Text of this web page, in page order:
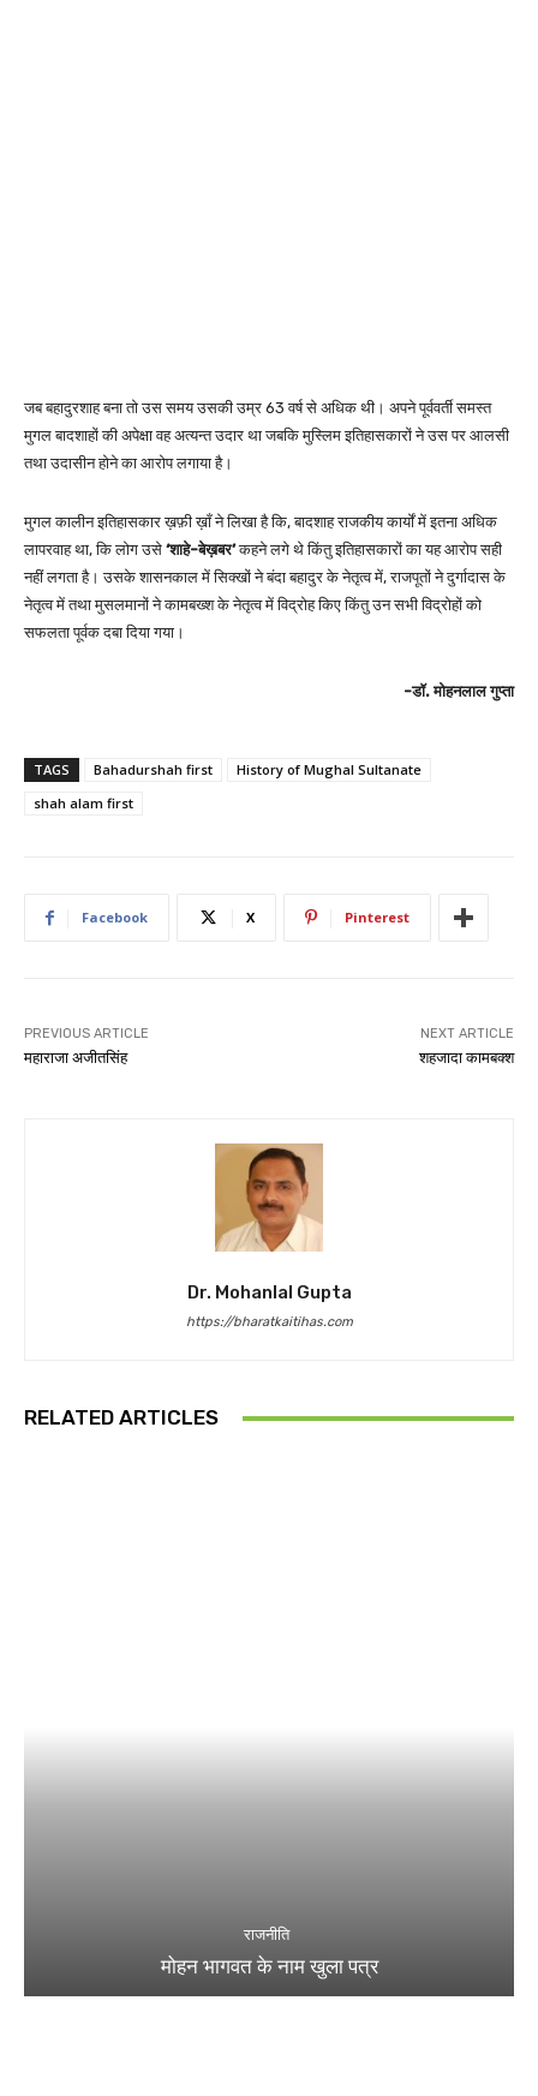
जब बहादुरशाह बना तो उस समय उसकी उम्र 63 वर्ष से अधिक थी। अपने पूर्ववर्ती समस्त
मुगल बादशाहों की अपेक्षा वह अत्यन्त उदार था जबकि मुस्लिम इतिहासकारों ने उस पर आलसी
तथा उदासीन होने का आरोप लगाया है।
मुगल कालीन इतिहासकार ख़फ़ी ख़ाँ ने लिखा है कि, बादशाह राजकीय कार्यों में इतना अधिक
लापरवाह था, कि लोग उसे ‘शाहे-बेख़बर’कहने लगे थे किंतु इतिहासकारों का यह आरोप सही
नहीं लगता है। उसके शासनकाल में सिक्खों ने बंदा बहादुर के नेतृत्व में, राजपूतों ने दुर्गादास के
नेतृत्व में तथा मुसलमानों ने कामबख्श के नेतृत्व में विद्रोह किए किंतु उन सभी विद्रोहों को
सफलता पूर्वक दबा दिया गया।
-डॉ. मोहनलाल गुप्ता
TAGS Bahadurshah first
History of Mughal Sultanate
shah alam first
Facebook X Pinterest
PREVIOUS ARTICLE
महाराजा अजीतसिंह
NEXT ARTICLE
शहजादा कामबक्श
Dr. Mohanlal Gupta
https://bharatkaitihas.com
RELATED ARTICLES
राजनीति
मोहन भागवत के नाम खुला पत्र